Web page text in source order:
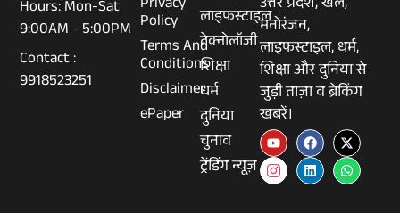
मनोरंजन,
लाइफस्टाइल, धर्म,
शिक्षा और दुनिया से
जुड़ी ताज़ा व ब्रेकिंग
खबरें।
लाइफस्टाइल
टेक्नोलॉजी
शिक्षा
धर्म
दुनिया
चुनाव
ट्रेंडिंग न्यूज़
Policy
Terms And
Conditions
Disclaimer
ePaper
Hours: Mon-Sat
9:00AM - 5:00PM
Contact :
9918523251